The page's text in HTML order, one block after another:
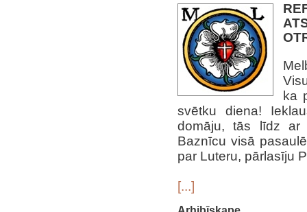
ka
svētku diena!
domāju, tās līdz ar
Baznīcu visā
par Luteru, pārlasīju
[...]